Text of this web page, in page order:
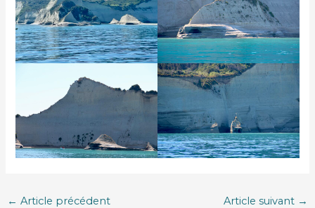
← Article précédent Article suivant →